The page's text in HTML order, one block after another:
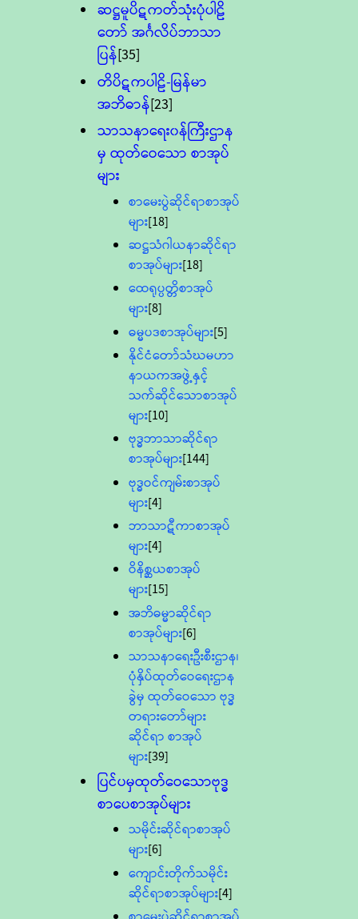
ဆဋ္ဌမူပိဋကတ်သုံးပုံပါဠိ
တော် အင်္ဂလိပ်ဘာသာ
ပြန်[35]
တိပိဋကပါဠိ-မြန်မာ
အဘိဓာန်[23]
သာသနာရေး၀န်ကြီးဌာန
မှ ထုတ်ဝေသော စာအုပ်
များ
စာမေးပွဲဆိုင်ရာစာအုပ်
များ[18]
ဆဋ္ဌသံဂါယနာဆိုင်ရာ
စာအုပ်များ[18]
ထေရုပ္ပတ္တိစာအုပ်
များ[8]
ဓမ္မပဒစာအုပ်များ[5]
နိုင်ငံတော်သံဃမဟာ
နာယကအဖွဲ့နှင့်
သက်ဆိုင်သောစာအုပ်
များ[10]
ဗုဒ္ဓဘာသာဆိုင်ရာ
စာအုပ်များ[144]
ဗုဒ္ဓဝင်ကျမ်းစာအုပ်
များ[4]
ဘာသာဋီကာစာအုပ်
များ[4]
ဝိနိစ္ဆယစာအုပ်
များ[15]
အဘိဓမ္မာဆိုင်ရာ
စာအုပ်များ[6]
သာသနာရေးဦးစီးဌာန၊
ပုံနှိပ်ထုတ်ဝေရေးဌာန
ခွဲမှ ထုတ်ဝေသော ဗုဒ္ဓ
တရားတော်များ
ဆိုင်ရာ စာအုပ်
များ[39]
ပြင်ပမှထုတ်ဝေသောဗုဒ္ဓ
စာပေစာအုပ်များ
သမိုင်းဆိုင်ရာစာအုပ်
များ[6]
ကျောင်းတိုက်သမိုင်း
ဆိုင်ရာစာအုပ်များ[4]